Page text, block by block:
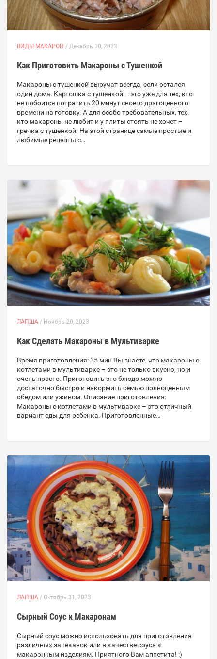
ВИДЫ МАКАРОН / Декабрь 10, 2023
Как Приготовить Макароны с Тушенкой
Макароны с тушенкой выручат всегда, если остался
один дома. Картошка с тушенкой – это уже для тех, кто
не побоится потратить 20 минут своего драгоценного
времени на готовку. А для особо требовательных, тех,
кто макароны не любит и у плиты стоять не хочет –
гречка с тушенкой. На этой странице самые простые и
любимые рецепты с…
ЛАПША / Ноябрь 20, 2023
Как Сделать Макароны в Мультиварке
Время приготовления: 35 мин Вы знаете, что макароны с
котлетами в мультиварке – это не только вкусно, но и
очень просто. Приготовить это блюдо можно
достаточно быстро и накормить семью полноценным
обедом или ужином. Описание приготовления:
Макароны с котлетами в мультиварке – это отличный
вариант еды для ребенка. Приготовленные…
ЛАПША / Октябрь 31, 2023
Сырный Соус к Макаронам
Сырный соус можно использовать для приготовления
различных запеканок или в качестве соуса к
макаронным изделиям. Приятного Вам аппетита! :)